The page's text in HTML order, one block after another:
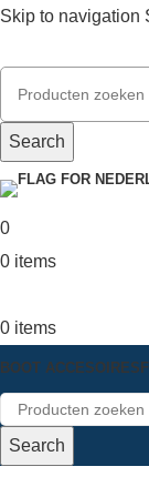
Skip to navigation
Search
0
0 items
0 items
BOOT ACCESOIRES
Search